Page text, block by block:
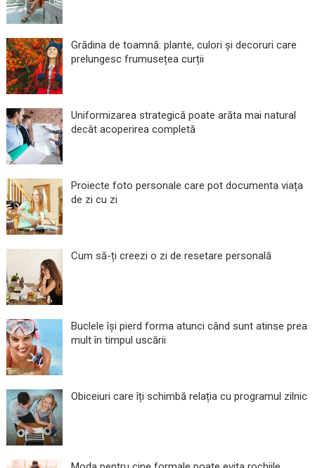
Grădina de toamnă: plante, culori și decoruri care
prelungesc frumusețea curții
Uniformizarea strategică poate arăta mai natural
decât acoperirea completă
Proiecte foto personale care pot documenta viața
de zi cu zi
Cum să-ți creezi o zi de resetare personală
Buclele își pierd forma atunci când sunt atinse prea
mult în timpul uscării
Obiceiuri care îți schimbă relația cu programul zilnic